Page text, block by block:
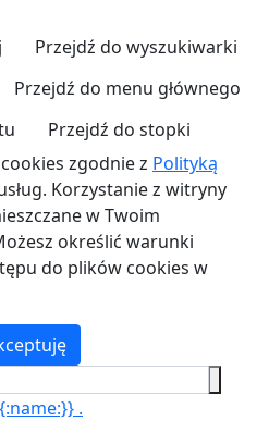
Przejdź do wyszukiwarki
Przejdź do menu głównego
Przejdź do stopki
zgodnie z Polityką
Korzystanie z witryny
w Twoim
określić warunki
do plików cookies w
.